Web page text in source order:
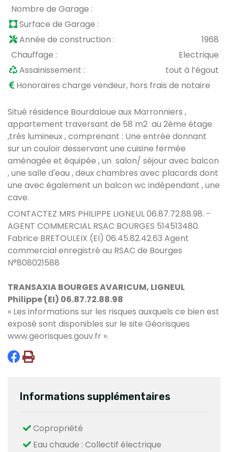
Nombre de Garage :
Surface de Garage :
Année de construction :
1968
Chauffage :
Electrique
Assainissement :
tout à l’égout
Honoraires charge vendeur, hors frais de notaire
Situé résidence Bourdaloue aux Marronniers ,
appartement traversant de 58 m2 au 2ème étage
,très lumineux , comprenant : Une entrée donnant
sur un couloir desservant une cuisine fermée
aménagée et équipée , un salon/ séjour avec balcon
, une salle d'eau , deux chambres avec placards dont
une avec également un balcon wc indépendant , une
cave.
CONTACTEZ MRS PHILIPPE LIGNEUL 06.87.72.88.98. -
AGENT COMMERCIAL RSAC BOURGES 514513480.
Fabrice BRETOULEIX (EI) 06.45.82.42.63 Agent
commercial enregistré au RSAC de Bourges
N°808021588
TRANSAXIA BOURGES AVARICUM, LIGNEUL
Philippe (EI) 06.87.72.88.98
« Les informations sur les risques auxquels ce bien est
exposé sont disponibles sur le site Géorisques
www.georisques.gouv.fr ».
Informations supplémentaires
Copropriété
Eau chaude : Collectif électrique